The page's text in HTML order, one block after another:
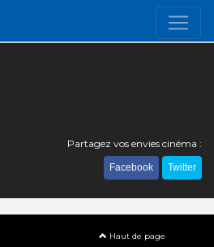
Partagez vos envies cinéma :
Facebook Twitter
Haut de page